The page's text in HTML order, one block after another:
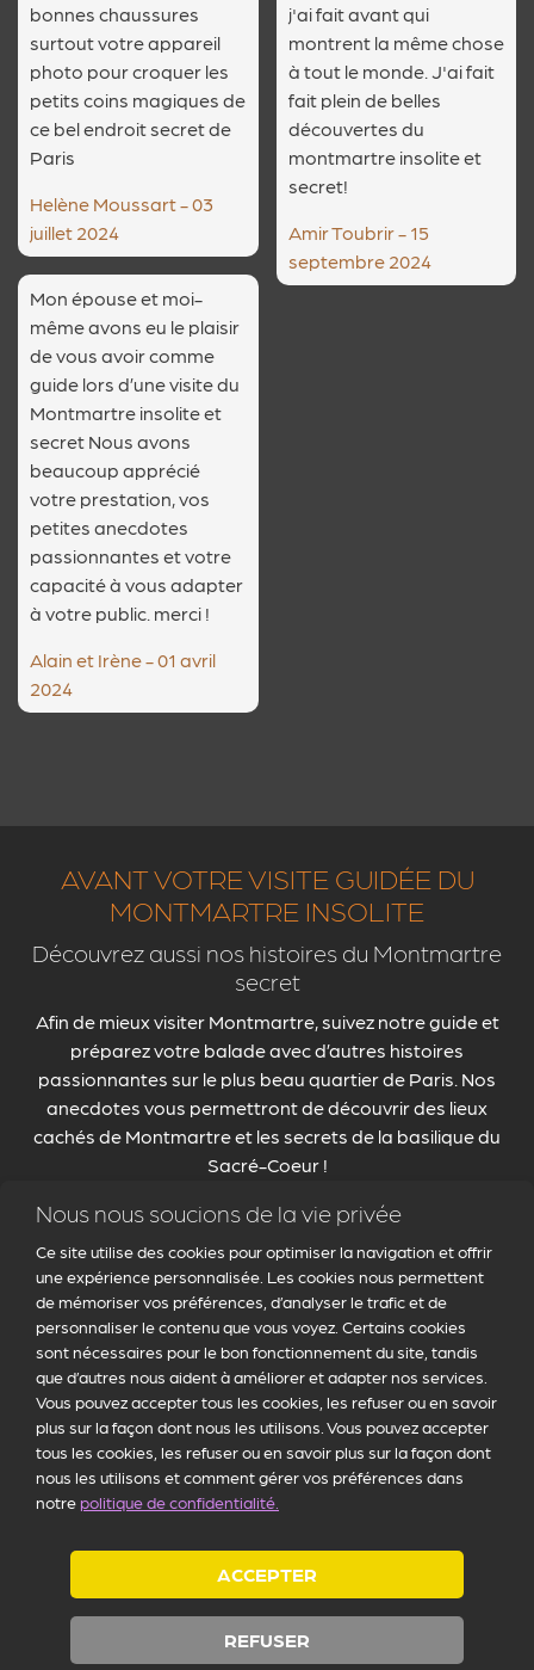
RÉSERVER
j'ai fait avant qui
montrent la même chose
à tout le monde. J'ai fait
fait plein de belles
découvertes du
montmartre insolite et
secret!
Amir Toubrir - 15
septembre 2024
bonnes chaussures
surtout votre appareil
photo pour croquer les
petits coins magiques de
ce bel endroit secret de
Paris
Helène Moussart - 03
juillet 2024
Mon épouse et moi-
même avons eu le plaisir
de vous avoir comme
guide lors d’une visite du
Montmartre insolite et
secret Nous avons
beaucoup apprécié
votre prestation, vos
petites anecdotes
passionnantes et votre
capacité à vous adapter
à votre public. merci !
Alain et Irène - 01 avril
2024
AVANT VOTRE VISITE GUIDÉE DU
MONTMARTRE INSOLITE
Découvrez aussi nos histoires du Montmartre
secret
Afin de mieuxvisiter Montmartre, suivez notre guide et
préparez votre balade avec d’autres histoires
passionnantes surle plus beau quartier de Paris. Nos
anecdotes vous permettront de découvrir des lieux
cachés de Montmartreet lessecrets de la basilique du
Sacré-Coeur!
Nous nous soucions de la vie privée
Ce site utilise des cookies pour optimiser la navigation et offrir
une expérience personnalisée. Les cookies nous permettent
de mémoriser vos préférences, d’analyser le trafic et de
personnaliser le contenu que vous voyez. Certains cookies
sont nécessaires pour le bon fonctionnement du site, tandis
que d’autres nous aident à améliorer et adapter nos services.
Vous pouvez accepter tous les cookies, les refuser ou en savoir
plus sur la façon dont nous les utilisons. Vous pouvez accepter
tous les cookies, les refuser ou en savoir plus sur la façon dont
nous les utilisons et comment gérer vos préférences dans
notre politique de confidentialité.
ACCEPTER
REFUSER